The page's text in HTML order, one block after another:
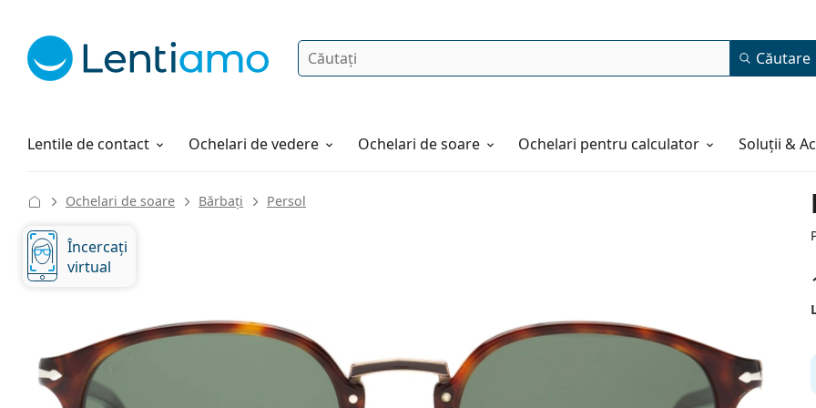
Căutare Căutare
Lentile de contact
Soluții Ochelari de vedere Ochelari de soare Ochelari pentru calculator Soluții &
Cum comandați
Ochelari de soare Bărbați Persol
Încercați
virtual